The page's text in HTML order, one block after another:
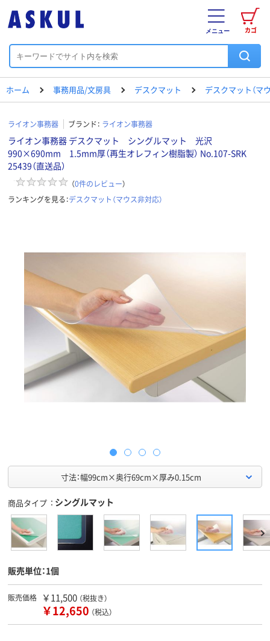
カゴ
メニュー
ホーム 事務用品/文房具 デスクマット デスクマット（マ
ライオン事務器 ブランド： ライオン事務器
ライオン事務器 デスクマット シングルマット 光沢
990×690mm 1.5mm厚（再生オレフィン樹脂製） No.107-SRK
25439（直送品）
（0件のレビュー）
ランキングを見る：デスクマット（マウス非対応）
寸法：幅99cm×奥行69cm×厚み0.15cm
商品タイプ シングルマット
販売単位：1個
販売価格 ￥11,500 （税抜き）
￥12,650 （税込）